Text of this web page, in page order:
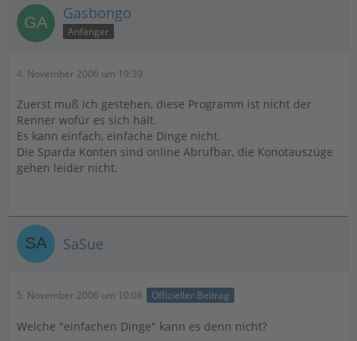
Gasbongo
Anfänger
4. November 2006 um 19:39
Zuerst muß ich gestehen, diese Programm ist nicht der
Renner wofür es sich hält.
Es kann einfach, einfache Dinge nicht.
Die Sparda Konten sind online Abrufbar, die Konotauszüge
gehen leider nicht.
SaSue
5. November 2006 um 10:08 Offizieller Beitrag
Welche "einfachen Dinge" kann es denn nicht?